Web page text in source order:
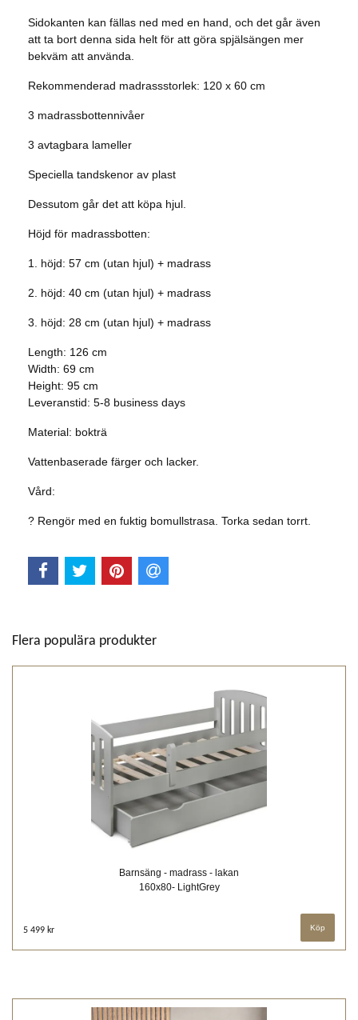
Sidokanten kan fällas ned med en hand, och det går även
att ta bort denna sida helt för att göra spjälsängen mer
bekväm att använda.
Rekommenderad madrassstorlek: 120 x 60 cm
3 madrassbottennivåer
3 avtagbara lameller
Speciella tandskenor av plast
Dessutom går det att köpa hjul.
Höjd för madrassbotten:
1. höjd: 57 cm (utan hjul) + madrass
2. höjd: 40 cm (utan hjul) + madrass
3. höjd: 28 cm (utan hjul) + madrass
Length: 126 cm
Width: 69 cm
Height: 95 cm
Leveranstid: 5-8 business days
Material: bokträ
Vattenbaserade färger och lacker.
Vård:
? Rengör med en fuktig bomullstrasa. Torka sedan torrt.
Flera populära produkter
Barnsäng - madrass - lakan
160x80- LightGrey
5 499 kr